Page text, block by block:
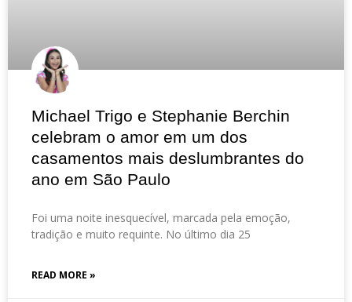
Michael Trigo e Stephanie Berchin
celebram o amor em um dos
casamentos mais deslumbrantes do
ano em São Paulo
Foi uma noite inesquecível, marcada pela emoção,
tradição e muito requinte. No último dia 25
READ MORE »